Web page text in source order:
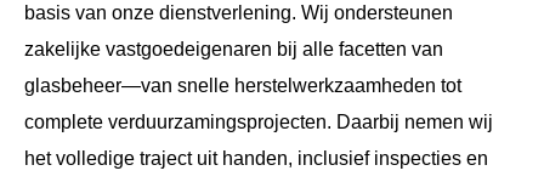
basis van onze dienstverlening. Wij ondersteunen
zakelijke vastgoedeigenaren bij alle facetten van
glasbeheer—van snelle herstelwerkzaamheden tot
complete verduurzamingsprojecten. Daarbij nemen wij
het volledige traject uit handen, inclusief inspecties en